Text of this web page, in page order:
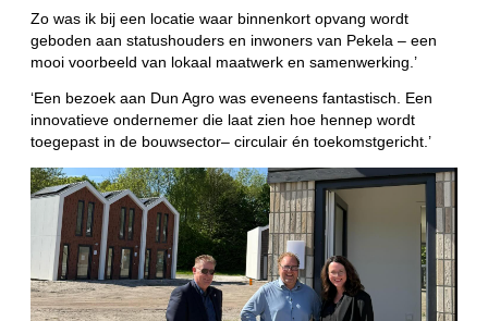
Zo was ik bij een locatie waar binnenkort opvang wordt
geboden aan statushouders en inwoners van Pekela – een
mooi voorbeeld van lokaal maatwerk en samenwerking.’
‘Een bezoek aan Dun Agro was eveneens fantastisch. Een
innovatieve ondernemer die laat zien hoe hennep wordt
toegepast in de bouwsector– circulair én toekomstgericht.’